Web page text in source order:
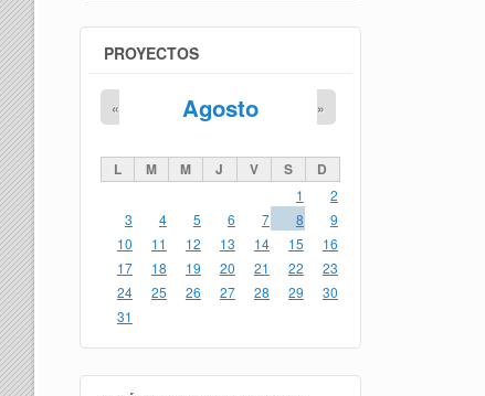
PROYECTOS
Agosto
« »
L M M J V S D
1
2
3
4 5 6 7 8
9
10
11 12 13 14 15
16
17
18 19 20 21 22
23
24
25 26 27 28 29
30
31